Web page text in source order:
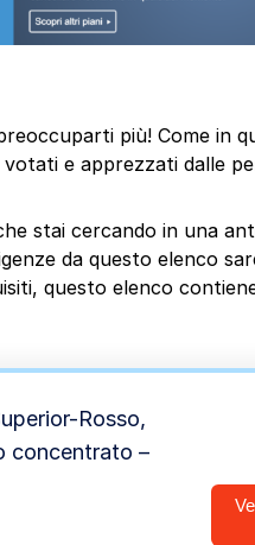
più! Come in
e apprezzati dalle
stai cercando in una
da questo elenco
questo elenco
Rosso,
concentrato –